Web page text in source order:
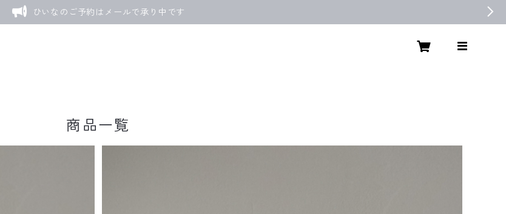
ひいなのご予約はメールで承り中です
商品一覧